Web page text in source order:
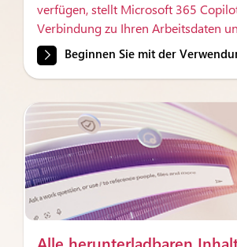
verfügen, stellt Microsoft 365
Verbindung zu Ihren Arbeitsdaten
Beginnen Sie mit der
Alle herunterladbaren